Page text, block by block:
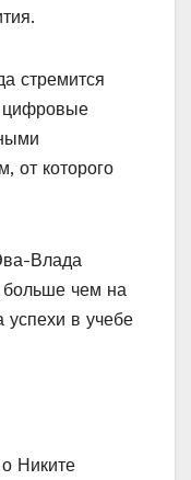
стремится
цифровые
от которого
Влада
больше чем на
успехи в учебе
Никите